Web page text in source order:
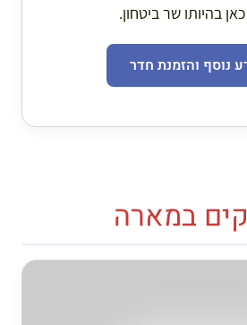
בהיותו שר ביטחון.
נוסף והזמנת חדר
במארה